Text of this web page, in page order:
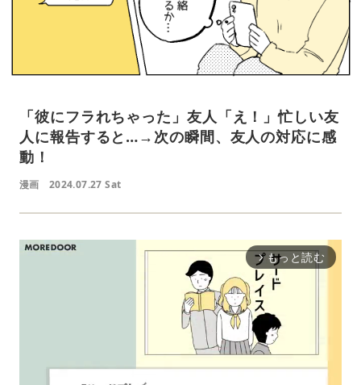
「彼にフラれちゃった」友人「え！」忙しい友
人に報告すると…→次の瞬間、友人の対応に感
動！
漫画 2024.07.27 Sat
arrow_forward_ios もっと読む